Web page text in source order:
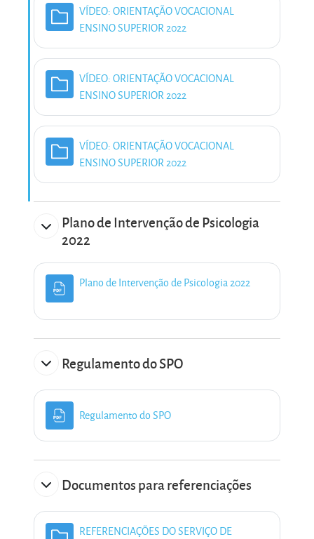
VÍDEO: ORIENTAÇÃO VOCACIONAL
ENSINO SUPERIOR 2022
VÍDEO: ORIENTAÇÃO VOCACIONAL
ENSINO SUPERIOR 2022
VÍDEO: ORIENTAÇÃO VOCACIONAL
ENSINO SUPERIOR 2022
Plano de Intervenção de Psicologia
2022
Plano de Intervenção de Psicologia 2022
Regulamento do SPO
Regulamento do SPO
Documentos para referenciações
REFERENCIAÇÕES DO SERVIÇO DE